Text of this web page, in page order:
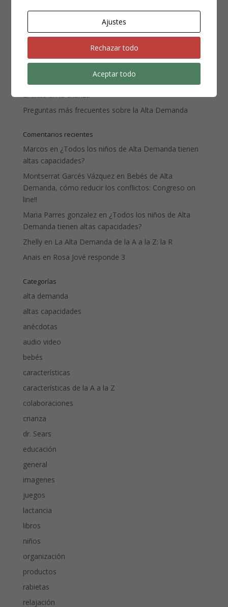
Entradas recientes
El sueño en los niños de alta demanda.
Mi hijo no quiere vestirse ¡Y yo me tiro de los pelos!
Lo mas difícil de la crianza es…
El éxito en la crianza
Preguntas más frecuentes sobre la Alta Demanda
Comentarios recientes
Marcos en ¿Todos los niños de Alta Demanda tienen
altas capacidades?
Montserrat Garcés Vázquezen Bebés de Alta
Demanda, cómo reducir los conflictos: Congreso on
line!!
Maria Parres gonzalezen ¿Todos los niños de Alta
Demanda tienen altas capacidades?
Zhellyen La Alta Demanda de la A a la Z: la R
Anais en Rosa Jové responde 3
Categorías
alta demanda
altas capacidades
anécdotas
audio video
bebés
características
características de la A a la Z
colaboraciones
crianza
dr. Sears
educación
general
imagenes
juegos
lactancia
libros
niños
organización
productos
rabietas
relajación
Ajustes
Rechazar todo
Aceptar todo